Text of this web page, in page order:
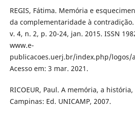
REGIS, Fátima. Memória e
da complementaridade à contradição.
v. 4, n. 2, p. 20-24, jan. 2015. ISSN
www.e-
publicacoes.uerj.br/index.php/logos/
Acesso em: 3 mar. 2021.
RICOEUR, Paul. A memória, a
Campinas: Ed. UNICAMP, 2007.